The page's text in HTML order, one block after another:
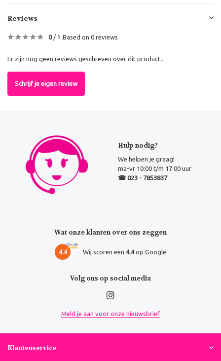
Reviews
0/ 5 Based on 0 reviews
Er zijn nog geen reviews geschreven over dit product..
Schrijf je eigen review
Hulp nodig?
We helpen je graag!
ma-vr 10:00 t/m 17:00 uur
☎ 023 - 7853837
Wat onze klanten over ons zeggen
4.4 Wij scoren een 4.4op Google
Volg ons op social media
Meld je aan voor onze nieuwsbrief
Klantenservice